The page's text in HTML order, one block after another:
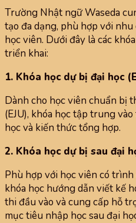
Trường Nhật ngữ Waseda
tạo đa dạng, phù hợp với
học viên. Dưới đây là các
triển khai:
1. Khóa học dự bị đại học
Dành cho học viên chuẩn bị
(EJU), khóa học tập trung
học và kiến thức tổng hợp.
2. Khóa học dự bị sau đại
Phù hợp với học viên có
khóa học hướng dẫn viết kế
thi đầu vào và cung cấp hỗ
mục tiêu nhập học sau đại